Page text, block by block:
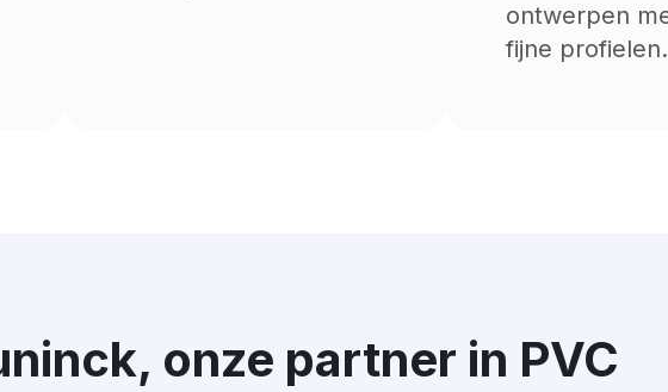
ontwerpen
fijne profielen.
onze partner in PVC